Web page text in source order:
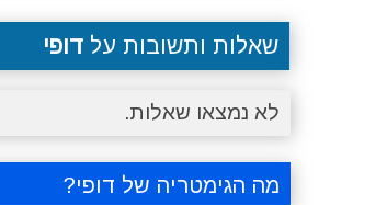
שאלות ותשובות עלדופי
לא נמצאו שאלות.
מה הגימטריה של דופי?